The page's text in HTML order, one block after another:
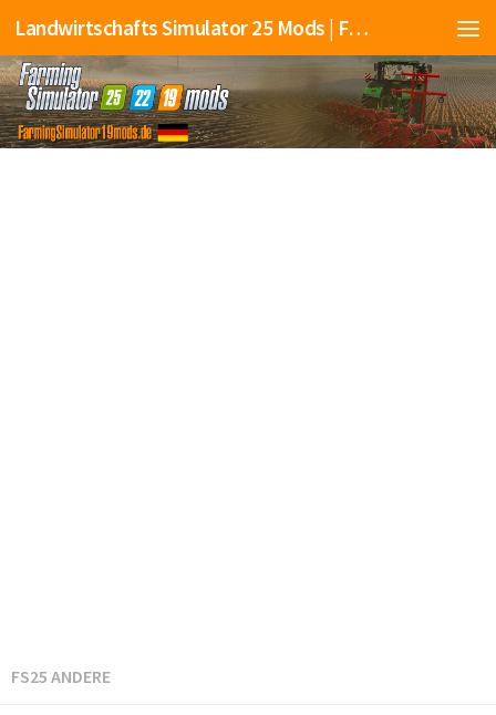
Landwirtschafts Simulator 25 Mods | Farming Simulator 25 Mods | FS25 Mods
FS25 ANDERE